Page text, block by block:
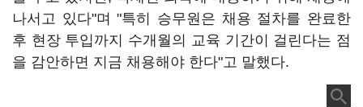
나서고 있다"며 "특히 승무원은 채용 절차를 완료한
후 현장 투입까지 수개월의 교육 기간이 걸린다는 점
을 감안하면 지금 채용해야 한다"고 말했다.